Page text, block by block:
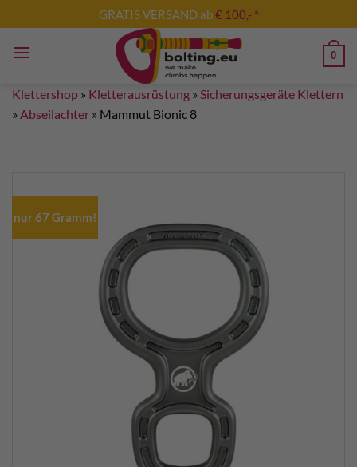
Inhalt
springen
GRATIS VERSAND ab€ 100,- *
0
Klettershop » Kletterausrüstung » Sicherungsgeräte Klettern
» Abseilachter » Mammut Bionic 8
nur 67 Gramm!